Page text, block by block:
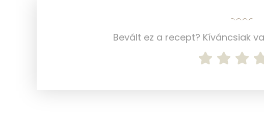
Bevált ez a recept? Kíváncsiak